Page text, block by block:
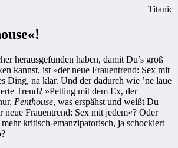
Titanic
herausgefunden haben, damit Du’s groß
kannst, ist »der neue Frauentrend: Sex mit
Ding, na klar. Und der dadurch wie ’ne laue
Trend? »Petting mit dem Ex, der
Penthouse, was erspähst und weißt Du
neue Frauen­trend: Sex mit jedem«? Oder
kritisch-emanzipatorisch, ja schockiert